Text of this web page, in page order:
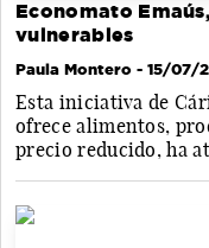
Economato
vulnerables
Paula Montero - 15/07/
Esta iniciativa de
ofrece alimentos,
precio reducido, ha